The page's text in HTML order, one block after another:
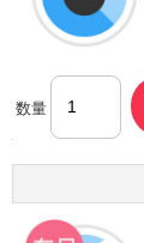
数量